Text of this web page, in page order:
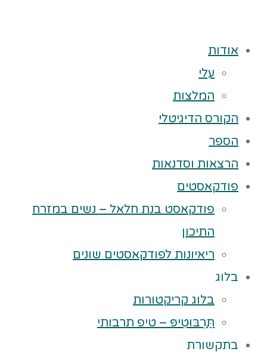
אודות
עלי
המלצות
הקורס הדיגיטלי
הספר
הרצאות וסדנאות
פודקאסטים
פודקאסט בנת חלאל – נשים במזרח
התיכון
ריאיונות לפודקאסטים שונים
בלוג
בלוג קריקטורות
תַּרְבּוּטִיפּ – טיפ תרבותי
בתקשורת